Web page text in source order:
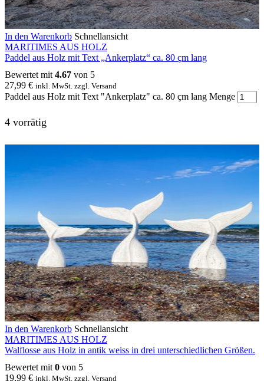
In den Warenkorb Schnellansicht
MARITIMES AUS HOLZ
Paddel aus Holz mit Text „Ankerplatz“ ca. 80 çm lang
Bewertet mit 4.67 von 5
27,99 € inkl. MwSt. zzgl. Versand
Paddel aus Holz mit Text "Ankerplatz" ca. 80 çm lang Menge
4 vorrätig
In den Warenkorb Schnellansicht
MARITIMES AUS HOLZ
Walflosse aus Holz in antik weiss in drei unterschiedlichen Größen.
Bewertet mit 0 von 5
19,99 € inkl. MwSt. zzgl. Versand